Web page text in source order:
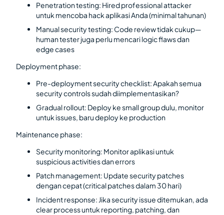
Penetration testing: Hired professional attacker
untuk mencoba hack aplikasi Anda (minimal tahunan)
Manual security testing: Code review tidak cukup—
human tester juga perlu mencari logic flaws dan
edge cases
Deployment phase:
Pre-deployment security checklist: Apakah semua
security controls sudah diimplementasikan?
Gradual rollout: Deploy ke small group dulu, monitor
untuk issues, baru deploy ke production
Maintenance phase:
Security monitoring: Monitor aplikasi untuk
suspicious activities dan errors
Patch management: Update security patches
dengan cepat (critical patches dalam 30 hari)
Incident response: Jika security issue ditemukan, ada
clear process untuk reporting, patching, dan